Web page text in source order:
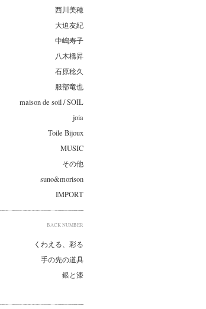
西川美穂
大迫友紀
中嶋寿子
八木橋昇
石原稔久
服部竜也
maison de soil / SOIL
joia
Toile Bijoux
MUSIC
その他
suno&morison
IMPORT
BACK NUMBER
くわえる、彩る
手の先の道具
銀と漆